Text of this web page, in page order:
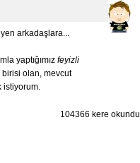
arkadaşlara...
yaptığımız feyizli
birisi olan, mevcut
istiyorum.
104366 kere okundu